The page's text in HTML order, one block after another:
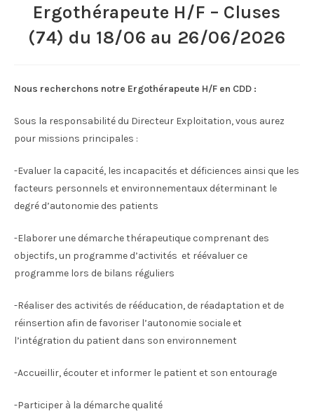
Ergothérapeute H/F – Cluses
(74) du 18/06 au 26/06/2026
Nous recherchons notre Ergothérapeute H/F en CDD :
Sous la responsabilité du Directeur Exploitation, vous aurez
pour missions principales :
-Evaluer la capacité, les incapacités et déficiences ainsi que les
facteurs personnels et environnementaux déterminant le
degré d’autonomie des patients
-Elaborer une démarche thérapeutique comprenant des
objectifs, un programme d’activités et réévaluer ce
programme lors de bilans réguliers
-Réaliser des activités de rééducation, de réadaptation et de
réinsertion afin de favoriser l’autonomie sociale et
l’intégration du patient dans son environnement
-Accueillir, écouter et informer le patient et son entourage
-Participer à la démarche qualité